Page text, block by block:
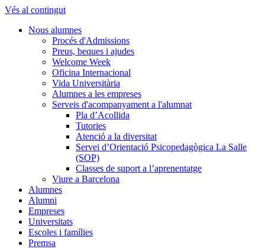
Vés al contingut
Nous alumnes
Procés d'Admissions
Preus, beques i ajudes
Welcome Week
Oficina Internacional
Vida Universitària
Alumnes a les empreses
Serveis d'acompanyament a l'alumnat
Pla d’Acollida
Tutories
Atenció a la diversitat
Servei d’Orientació Psicopedagògica La Salle
(SOP)
Classes de suport a l’aprenentatge
Viure a Barcelona
Alumnes
Alumni
Empreses
Universitats
Escoles i famílies
Premsa